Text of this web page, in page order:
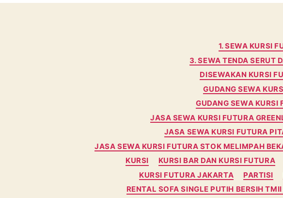
1. SEWA KURSI
3. SEWA TENDA SERUT
DISEWAKAN KURSI
GUDANG SEWA
GUDANG SEWA KURSI
JASA SEWA KURSI FUTURA
JASA SEWA KURSI FUTURA
JASA SEWA KURSI FUTURA STOK MELIMPAH
KURSI
KURSI BAR DAN KURSI FUTURA
KURSI FUTURA JAKARTA
PARTISI
RENTAL SOFA SINGLE PUTIH BERSIH